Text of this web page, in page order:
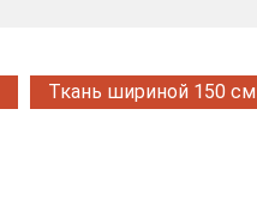
Ткань шириной 150 см